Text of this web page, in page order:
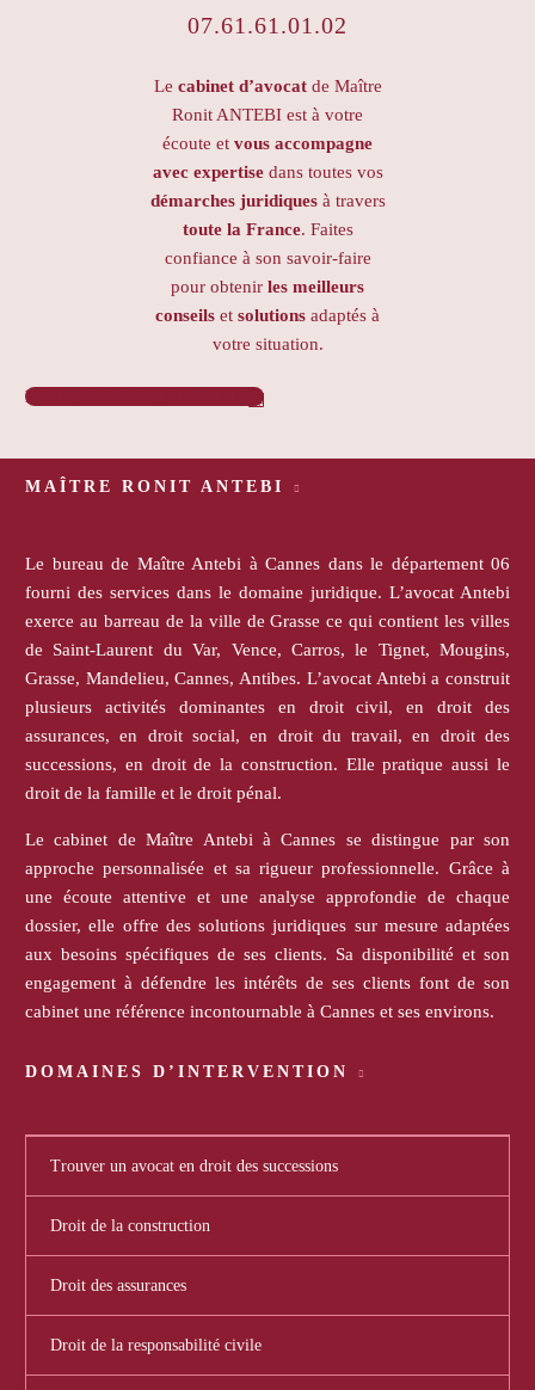
07.61.61.01.02
Le cabinet d’avocatde Maître
Ronit ANTEBI est à votre
écoute et vous accompagne
avec expertisedans toutes vos
démarches juridiquesà travers
toute la France. Faites
confiance à son savoir-faire
pour obtenir les meilleurs
conseils et solutions adaptés à
votre situation.
PRENDRE RENDEZ-VOUS 
MAÎTRE RONIT ANTEBI
Le bureau de Maître Antebi à Cannes dans le département 06
fourni des services dans le domaine juridique. L’avocat Antebi
exerce au barreau de la ville de Grasse ce qui contient les villes
de Saint-Laurent du Var, Vence, Carros, le Tignet, Mougins,
Grasse, Mandelieu, Cannes, Antibes. L’avocat Antebi a construit
plusieurs activités dominantes en droit civil, en droit des
assurances, en droit social, en droit du travail, en droit des
successions, en droit de la construction. Elle pratique aussi le
droit de la famille et le droit pénal.
Le cabinet de Maître Antebi à Cannes se distingue par son
approche personnalisée et sa rigueur professionnelle. Grâce à
une écoute attentive et une analyse approfondie de chaque
dossier, elle offre des solutions juridiques sur mesure adaptées
aux besoins spécifiques de ses clients. Sa disponibilité et son
engagement à défendre les intérêts de ses clients font de son
cabinet une référence incontournable à Cannes et ses environs.
DOMAINES D’INTERVENTION
Trouver un avocat en droit des successions
Droit de la construction
Droit des assurances
Droit de la responsabilité civile